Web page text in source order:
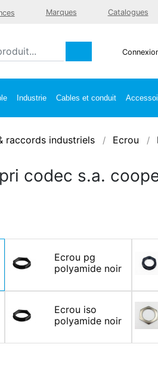
Marques Catalogues
Industrie Cables et conduit
raccords industriels Ecrou
codec s.a.
Ecrou pg
polyamide noir
Ecrou iso
polyamide noir